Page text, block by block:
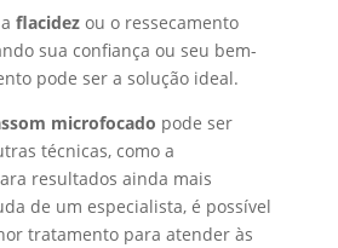
flacidezou o ressecamento
sua confiança ou seu bem-
pode ser a solução ideal.
microfocado pode ser
técnicas, como a
resultados ainda mais
de um especialista, é possível
tratamento para atender às